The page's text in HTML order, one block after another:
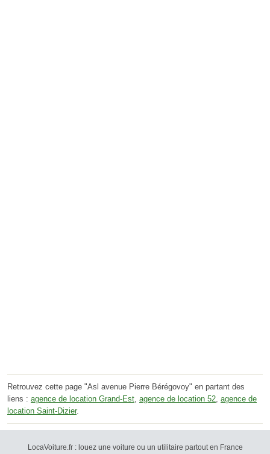
Retrouvez cette page "Asl avenue Pierre Bérégovoy" en partant des
liens : agence de location Grand-Est agence de location 52 agence de
location Saint-Dizier.
LocaVoiture.fr : louez une voiture ou un utilitaire partout en France